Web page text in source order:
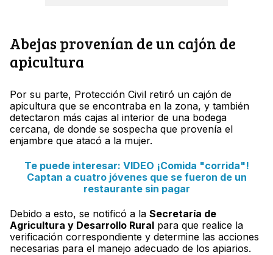
Abejas provenían de un cajón de
apicultura
Por su parte, Protección Civil retiró un cajón de
apicultura que se encontraba en la zona, y también
detectaron más cajas al interior de una bodega
cercana, de donde se sospecha que provenía el
enjambre que atacó a la mujer.
Te puede interesar: VIDEO ¡Comida "corrida"!
Captan a cuatro jóvenes que se fueron de un
restaurante sin pagar
Debido a esto, se notificó a la Secretaría de
Agricultura y Desarrollo Rural para que realice la
verificación correspondiente y determine las acciones
necesarias para el manejo adecuado de los apiarios.